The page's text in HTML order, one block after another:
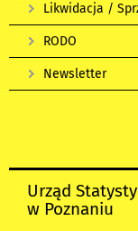
Likwidacja /
RODO
Newsletter
Urząd
w Poznaniu